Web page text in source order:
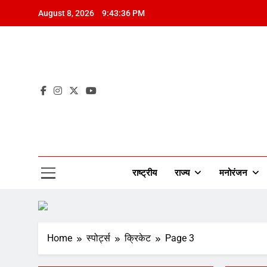
August 8, 2026 9:43:37 PM
राष्ट्रीय राज्य मनोरंजन
Home ‎स्पोर्ट्स क्रिकेट Page 3